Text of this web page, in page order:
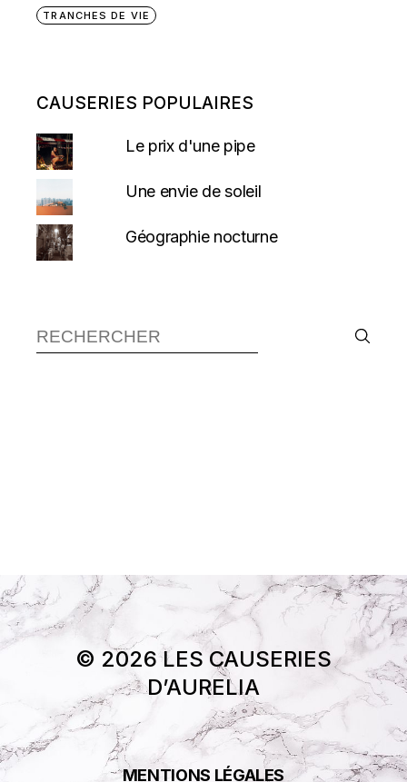
TRANCHES DE VIE
CAUSERIES POPULAIRES
Le prix d'une pipe
Une envie de soleil
Géographie nocturne
Recherche :
© 2026 LES CAUSERIES
D’AURELIA
MENTIONS LÉGALES